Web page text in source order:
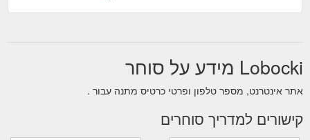
Lobocki מידע על סוחר
אתר אינטרנט, מספר טלפון ופרטי כרטיס מתנה עבור .
קישורים למדריך סוחרים